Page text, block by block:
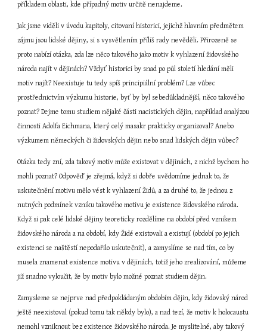
příkladem oblasti, kde případný motiv určitě nenajdeme.
Jak jsme viděli v úvodu kapitoly, citovaní historici, jejichž hlavním předmětem
zájmu jsou lidské dějiny, si s vysvětlením příliš rady nevěděli. Přirozeně se
proto nabízí otázka, zda lze něco takového jako motiv k vyhlazení židovského
národa najít v dějinách? Vždyť historici by snad po půl století hledání měli
motiv najít? Neexistuje tu tedy spíš principiální problém? Lze vůbec
prostřednictvím výzkumu historie, byť by byl sebedůkladnější, něco takového
poznat? Dejme tomu studiem nějaké části nacistických dějin, například analýzou
činnosti Adolfa Eichmana, který celý masakr prakticky organizoval? Anebo
výzkumem německých či židovských dějin nebo snad lidských dějin vůbec?
Otázka tedy zní, zda takový motiv může existovat v dějinách, z nichž bychom ho
mohli poznat? Odpověď je zřejmá, když si dobře uvědomíme jednak to, že
uskutečnění motivu mělo vést k vyhlazení Židů, a za druhé to, že jednou z
nutných podmínek vzniku takového motivu je existence židovského národa.
Když si pak celé lidské dějiny teoreticky rozdělíme na období před vznikem
židovského národa a na období, kdy Židé existovali a existují (období po jejich
existenci se naštěstí nepodařilo uskutečnit), a zamyslíme se nad tím, co by
musela znamenat existence motivu v dějinách, totiž jeho zrealizování, můžeme
již snadno vyloučit, že by motiv bylo možné poznat studiem dějin.
Zamysleme se nejprve nad předpokládaným obdobím dějin, kdy židovský národ
ještě neexistoval (pokud tomu tak někdy bylo), a nad tezí, že motiv k holocaustu
nemohl vzniknout bez existence židovského národa. Je myslitelné, aby takový